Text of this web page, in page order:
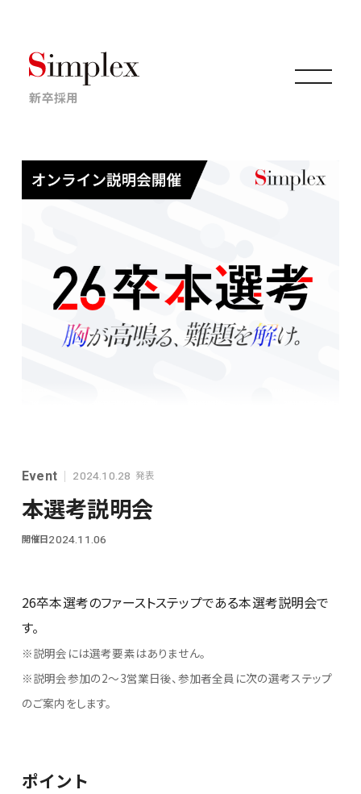
仕事について
採用情報
新卒採用
Event 2024.10.28 発表
本選考説明会
開催日2024.11.06
26卒本選考のファーストステップである本選考説明会で
す。
※説明会には選考要素はありません。
※説明会参加の2～3営業日後、参加者全員に次の選考ステップ
のご案内をします。
ポイント